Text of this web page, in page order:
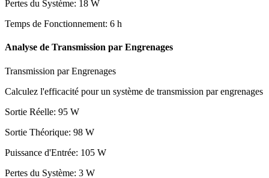
Pertes du Système: 18 W
Temps de Fonctionnement: 6 h
Analyse de Transmission par Engrenages
Transmission par Engrenages
Calculez l'efficacité pour un système de transmission par engrenages
Sortie Réelle: 95 W
Sortie Théorique: 98 W
Puissance d'Entrée: 105 W
Pertes du Système: 3 W